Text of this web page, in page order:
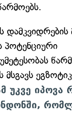
პოტენციური
მსგავს
უკვე იპოვა